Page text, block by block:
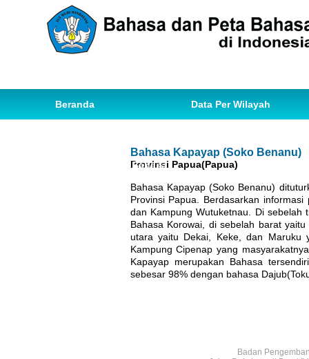
Beranda Data Per Wilayah
Ihwal Pemetaan Bahasa
Bahasa Kapayap (Soko Benanu)
Provinsi Papua(Papua)
Bahasa Kapayap (Soko Benanu)
Provinsi Papua. Berdasarkan
dan Kampung Wutuketnau. Di sebelah
Bahasa Korowai, di sebelah barat
utara yaitu Dekai, Keke, dan Maruku
Kampung Cipenap yang
Kapayap merupakan Bahasa
sebesar 98% dengan bahasa
Badan